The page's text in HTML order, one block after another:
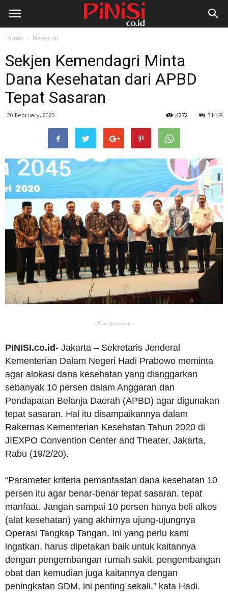
Home Nasional
Sekjen Kemendagri Minta
Dana Kesehatan dari APBD
Tepat Sasaran
20 February, 2020 31448
4272
- Advertisement -
PINISI.co.id- Jakarta – Sekretaris Jenderal
Kementerian Dalam Negeri Hadi Prabowo meminta
agar alokasi dana kesehatan yang dianggarkan
sebanyak 10 persen dalam Anggaran dan
Pendapatan Belanja Daerah (APBD) agar digunakan
tepat sasaran. Hal itu disampaikannya dalam
Rakernas Kementerian Kesehatan Tahun 2020 di
JIEXPO Convention Center and Theater, Jakarta,
Rabu (19/2/20).
“Parameter kriteria pemanfaatan dana kesehatan 10
persen itu agar benar-benar tepat sasaran, tepat
manfaat. Jangan sampai 10 persen hanya beli alkes
(alat kesehatan) yang akhirnya ujung-ujungnya
Operasi Tangkap Tangan. Ini yang perlu kami
ingatkan, harus dipetakan baik untuk kaitannya
dengan pengembangan rumah sakit, pengembangan
obat dan kemudian juga kaitannya dengan
peningkatan SDM, ini penting sekali,” kata Hadi.